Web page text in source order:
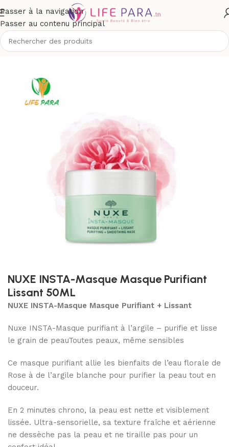
Passer à la navigation
Passer au contenu principal
Accueil/Boutique/Visage/Masques visage et gommage
NUXE INSTA-Masque Masque Purifiant
Lissant 50ML
NUXE INSTA-Masque Masque Purifiant + Lissant
Nuxe INSTA-Masque purifiant à l’argile – purifie et lisse
le grain de peauToutes peaux, même sensibles
Ce masque purifiant allie les bienfaits de l’eau florale de
Rose à de l’argile blanche pour purifier la peau tout en
douceur.
En 2 minutes chrono, la peau est nette et visiblement
lissée. Ultra-sensorielle, sa texture fraîche et aérienne
ne dessèche pas la peau et ne tiraille pas pour un